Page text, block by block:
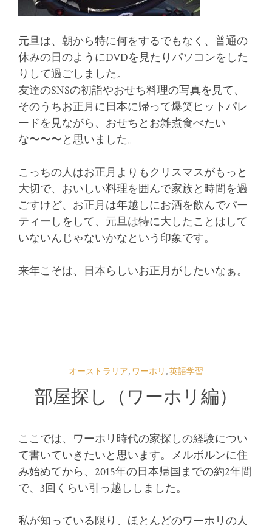
元旦は、朝から特に何をするでもなく、普通の
休みの日のようにDVDを見たりパソコンをした
りして過ごしました。
友達のSNSの初詣やおせち料理の写真を見て、
そのうちお正月に日本に帰って爆笑ヒットパレ
ードを見ながら、おせちとお雑煮食べたい
な〜〜〜と思いました。
こっちの人はお正月よりもクリスマスがもっと
大切で、おいしい料理を囲んで家族と時間を過
ごすけど、お正月は年越しにお酒を飲んでパー
ティーしをして、元旦は特に大したことはして
いないんじゃないかなという印象です。
来年こそは、日本らしいお正月がしたいなぁ。
オーストラリア, ワーホリ ,英語学習
部屋探し（ワーホリ編）
ここでは、ワーホリ時代の家探しの経験につい
て書いていきたいと思います。メルボルンに住
み始めてから、2015年の日本帰国までの約2年間
で、3回くらい引っ越ししました。
私が知っている限り、ほとんどのワーホリの人